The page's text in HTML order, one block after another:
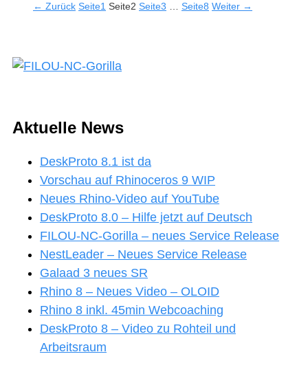
← Zurück Seite1 Seite2 Seite3 Seite8 Weiter →
Aktuelle News
DeskProto 8.1 ist da
Vorschau auf Rhinoceros 9 WIP
Neues Rhino-Video auf YouTube
DeskProto 8.0 – Hilfe jetzt auf Deutsch
FILOU-NC-Gorilla – neues Service Release
NestLeader – Neues Service Release
Galaad 3 neues SR
Rhino 8 – Neues Video – OLOID
Rhino 8 inkl. 45min Webcoaching
DeskProto 8 – Video zu Rohteil und
Arbeitsraum